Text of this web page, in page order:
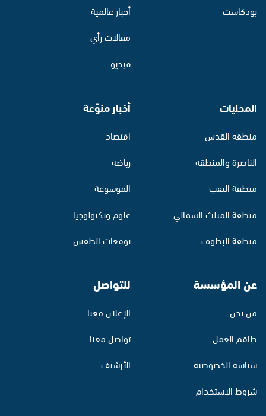
بودكاست
أخبار عالمية
مقالات رأي
فيديو
المحليات
منطقة القدس
الناصرة والمنطقة
منطقة النقب
منطقة المثلث الشمالي
منطقة البطوف
أخبار منوّعة
اقتصاد
رياضة
الموسوعة
علوم وتكنولوجيا
توقعات الطقس
عن المؤسسة
من نحن
طاقم العمل
سياسة الخصوصية
شروط الاستخدام
للتواصل
الإعلان معنا
تواصل معنا
الأرشيف